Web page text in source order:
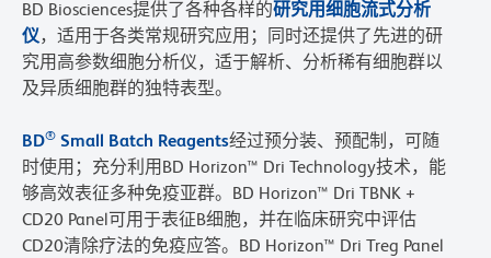
BD Biosciences提供了各种各样的研究用细胞流式分析
仪，适用于各类常规研究应用；同时还提供了先进的研
究用高参数细胞分析仪，适于解析、分析稀有细胞群以
及异质细胞群的独特表型。
BD® Small Batch Reagents经过预分装、预配制，可随
时使用；充分利用BD Horizon™ Dri Technology技术，能
够高效表征多种免疫亚群。BD Horizon™ Dri TBNK +
CD20 Panel可用于表征B细胞，并在临床研究中评估
CD20清除疗法的免疫应答。BD Horizon™ Dri Treg Panel